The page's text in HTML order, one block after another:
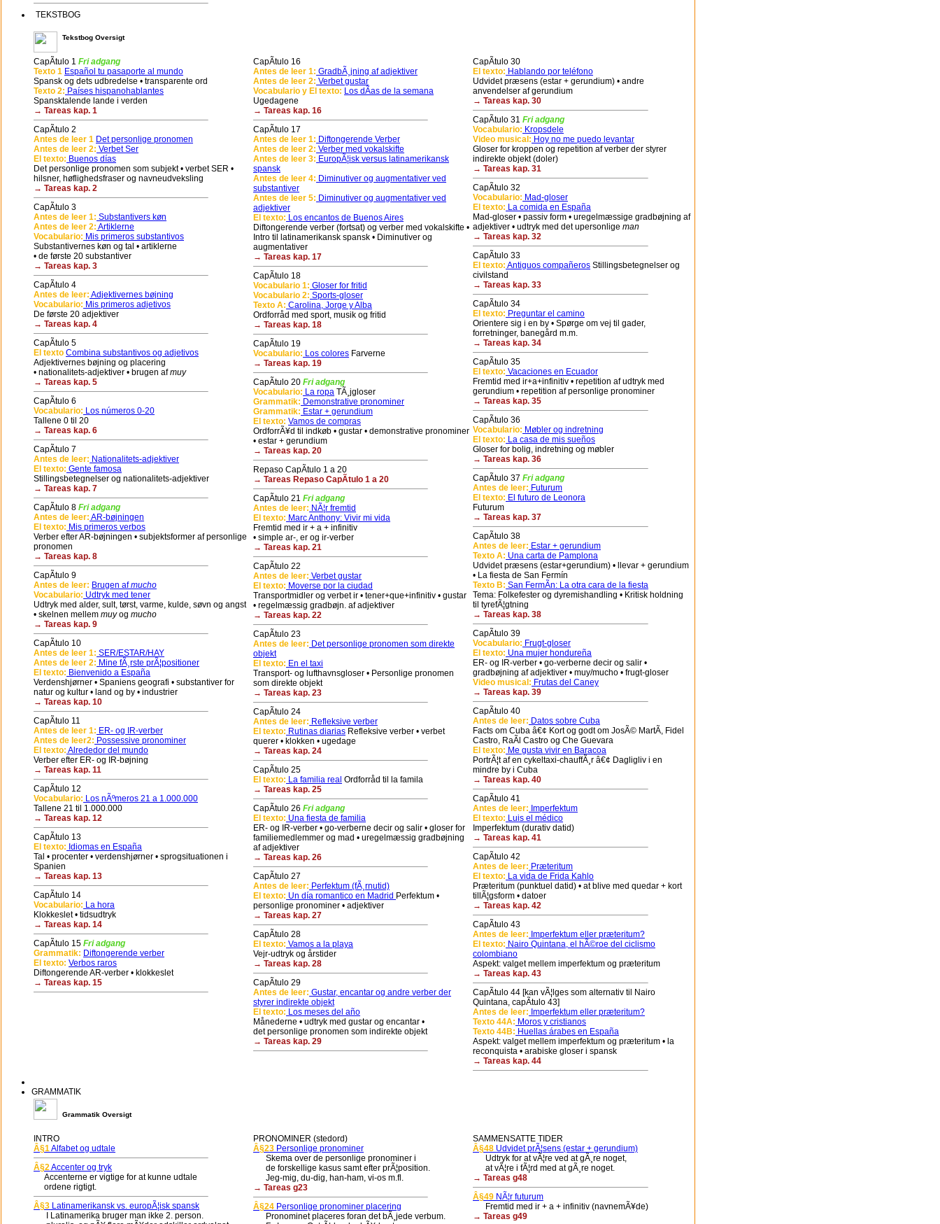
TEKSTBOG
Tekstbog Oversigt
CapÃ­tulo 1 Fri adgang
Texto 1 Español tu pasaporte al mundo
Spansk og dets udbredelse • transparente ord
Texto 2: Países hispanohablantes
Spansktalende lande i verden
→ Tareas kap. 1
CapÃ­tulo 2
Antes de leer 1 Det personlige pronomen
Antes de leer 2: Verbet Ser
El texto: Buenos días
Det personlige pronomen som subjekt • verbet SER •
hilsner, høflighedsfraser og navneudveksling
→ Tareas kap. 2
CapÃ­tulo 3
Antes de leer 1: Substantivers køn
Antes de leer 2: Artiklerne
Vocabulario: Mis primeros substantivos
Substantivernes køn og tal • artiklerne
• de første 20 substantiver
→ Tareas kap. 3
CapÃ­tulo 4
Antes de leer: Adjektivernes bøjning
Vocabulario: Mis primeros adjetivos
De første 20 adjektiver
→ Tareas kap. 4
CapÃ­tulo 5
El texto Combina substantivos og adjetivos
Adjektivernes bøjning og placering
• nationalitets-adjektiver • brugen afmuy
→ Tareas kap. 5
CapÃ­tulo 6
Vocabulario: Los números 0-20
Tallene 0 til 20
→ Tareas kap. 6
CapÃ­tulo 7
Antes de leer: Nationalitets-adjektiver
El texto: Gente famosa
Stillingsbetegnelser og nationalitets-adjektiver
→ Tareas kap. 7
CapÃ­tulo 8 Fri adgang
Antes de leer: AR-bøjningen
El texto: Mis primeros verbos
Verber efter AR-bøjningen • subjektsformer af personlige
pronomen
→ Tareas kap. 8
CapÃ­tulo 9
Antes de leer: Brugen afmucho
Vocabulario: Udtryk med tener
Udtryk med alder, sult, tørst, varme, kulde, søvn og angst
• skelnen mellem muyog mucho
→ Tareas kap. 9
CapÃ­tulo 10
Antes de leer 1: SER/ESTAR/HAY
Antes de leer 2: Mine fÃ¸rste prÃ¦positioner
El texto: Bienvenido a España
Verdenshjørner • Spaniens geografi • substantiver for
natur og kultur • land og by • industrier
→ Tareas kap. 10
CapÃ­tulo 11
Antes de leer 1: ER- og IR-verber
Antes de leer2: Possessive pronominer
El texto: Alrededor del mundo
Verber efter ER- og IR-bøjning
→ Tareas kap. 11
CapÃ­tulo 12
Vocabulario: Los nÃºmeros 21 a 1.000.000
Tallene 21 til 1.000.000
→ Tareas kap. 12
CapÃ­tulo 13
El texto: Idiomas en España
Tal • procenter • verdenshjørner • sprogsituationen i
Spanien
→ Tareas kap. 13
CapÃ­tulo 14
Vocabulario: La hora
Klokkeslet • tidsudtryk
→ Tareas kap. 14
CapÃ­tulo 15 Fri adgang
Grammatik: Diftongerende verber
El texto: Verbos raros
Diftongerende AR-verber • klokkeslet
→ Tareas kap. 15
CapÃ­tulo 16
Antes de leer 1: GradbÃ¸jning af adjektiver
Antes de leer 2: Verbet gustar
Vocabulario y El texto: Los dÃ­as de la semana
Ugedagene
→ Tareas kap. 16
CapÃ­tulo 17
Antes de leer 1: Diftongerende Verber
Antes de leer 2: Verber med vokalskifte
Antes de leer 3: EuropÃ¦isk versus latinamerikansk
spansk
Antes de leer 4: Diminutiver og augmentativer ved
substantiver
Antes de leer 5: Diminutiver og augmentativer ved
adjektiver
El texto: Los encantos de Buenos Aires
Diftongerende verber (fortsat) og verber med vokalskifte •
Intro til latinamerikansk spansk • Diminutiver og
augmentativer
→ Tareas kap. 17
CapÃ­tulo 18
Vocabulario 1: Gloser for fritid
Vocabulario 2: Sports-gloser
Texto A: Carolina, Jorge y Alba
Ordforråd med sport, musik og fritid
→ Tareas kap. 18
CapÃ­tulo 19
Vocabulario: Los colores Farverne
→ Tareas kap. 19
CapÃ­tulo 20 Fri adgang
Vocabulario: La ropa TÃ¸jgloser
Grammatik: Demonstrative pronominer
Grammatik: Estar + gerundium
El texto: Vamos de compras
OrdforrÃ¥d til indkøb • gustar • demonstrative pronominer
• estar + gerundium
→ Tareas kap. 20
Repaso CapÃ­tulo 1 a 20
→ Tareas Repaso CapÃ­tulo 1 a 20
CapÃ­tulo 21 Fri adgang
Antes de leer: NÃ¦r fremtid
El texto: Marc Anthony: Vivir mi vida
Fremtid med ir + a + infinitiv
• simple ar-, er og ir-verber
→ Tareas kap. 21
CapÃ­tulo 22
Antes de leer: Verbet gustar
El texto: Moverse por la ciudad
Transportmidler og verbet ir • tener+que+infinitiv • gustar
• regelmæssig gradbøjn. af adjektiver
→ Tareas kap. 22
CapÃ­tulo 23
Antes de leer: Det personlige pronomen som direkte
objekt
El texto: En el taxi
Transport- og lufthavnsgloser • Personlige pronomen
som direkte objekt
→ Tareas kap. 23
CapÃ­tulo 24
Antes de leer: Refleksive verber
El texto: Rutinas diarias Refleksive verber • verbet
querer • klokken • ugedage
→ Tareas kap. 24
CapÃ­tulo 25
El texto: La familia real Ordforråd til la famila
→ Tareas kap. 25
CapÃ­tulo 26 Fri adgang
El texto: Una fiesta de familia
ER- og IR-verber • go-verberne decir og salir • gloser for
familiemedlemmer og mad • uregelmæssig gradbøjning
af adjektiver
→ Tareas kap. 26
CapÃ­tulo 27
Antes de leer: Perfektum (fÃ¸rnutid)
El texto: Un día romantico en Madrid Perfektum •
personlige pronominer • adjektiver
→ Tareas kap. 27
CapÃ­tulo 28
El texto: Vamos a la playa
Vejr-udtryk og årstider
→ Tareas kap. 28
CapÃ­tulo 29
Antes de leer: Gustar, encantar og andre verber der
styrer indirekte objekt
El texto: Los meses del año
Månederne • udtryk med gustar og encantar •
det personlige pronomen som indirekte objekt
→ Tareas kap. 29
CapÃ­tulo 30
El texto: Hablando por teléfono
Udvidet præsens (estar + gerundium) • andre
anvendelser af gerundium
→ Tareas kap. 30
CapÃ­tulo 31 Fri adgang
Vocabulario: Kropsdele
Video musical: Hoy no me puedo levantar
Gloser for kroppen og repetition af verber der styrer
indirekte objekt (doler)
→ Tareas kap. 31
CapÃ­tulo 32
Vocabulario: Mad-gloser
El texto: La comida en España
Mad-gloser • passiv form • uregelmæssige gradbøjning af
adjektiver • udtryk med det upersonlige man
→ Tareas kap. 32
CapÃ­tulo 33
El texto: Antiguos compañeros Stillingsbetegnelser og
civilstand
→ Tareas kap. 33
CapÃ­tulo 34
El texto: Preguntar el camino
Orientere sig i en by • Spørge om vej til gader,
forretninger, banegård m.m.
→ Tareas kap. 34
CapÃ­tulo 35
El texto: Vacaciones en Ecuador
Fremtid med ir+a+infinitiv • repetition af udtryk med
gerundium • repetition af personlige pronominer
→ Tareas kap. 35
CapÃ­tulo 36
Vocabulario: Møbler og indretning
El texto: La casa de mis sueños
Gloser for bolig, indretning og møbler
→ Tareas kap. 36
CapÃ­tulo 37 Fri adgang
Antes de leer: Futurum
El texto: El futuro de Leonora
Futurum
→ Tareas kap. 37
CapÃ­tulo 38
Antes de leer: Estar + gerundium
Texto A: Una carta de Pamplona
Udvidet præsens (estar+gerundium) • llevar + gerundium
• La fiesta de San Fermín
Texto B: San FermÃ­n: La otra cara de la fiesta
Tema: Folkefester og dyremishandling • Kritisk holdning
til tyrefÃ¦gtning
→ Tareas kap. 38
CapÃ­tulo 39
Vocabulario: Frugt-gloser
El texto: Una mujer hondureña
ER- og IR-verber • go-verberne decir og salir •
gradbøjning af adjektiver • muy/mucho • frugt-gloser
Video musical: Frutas del Caney
→ Tareas kap. 39
CapÃ­tulo 40
Antes de leer: Datos sobre Cuba
Facts om Cuba â€¢ Kort og godt om JosÃ© MartÃ­, Fidel
Castro, RaÃ­l Castro og Che Guevara
El texto: Me gusta vivir en Baracoa
PortrÃ¦t af en cykeltaxi-chauffÃ¸r â€¢ Dagligliv i en
mindre by i Cuba
→ Tareas kap. 40
CapÃ­tulo 41
Antes de leer: Imperfektum
El texto: Luis el médico
Imperfektum (durativ datid)
→ Tareas kap. 41
CapÃ­tulo 42
Antes de leer: Præteritum
El texto: La vida de Frida Kahlo
Præteritum (punktuel datid) • at blive med quedar + kort
tillÃ¦gsform • datoer
→ Tareas kap. 42
CapÃ­tulo 43
Antes de leer: Imperfektum eller præteritum?
El texto: Nairo Quintana, el hÃ©roe del ciclismo
colombiano
Aspekt: valget mellem imperfektum og præteritum
→ Tareas kap. 43
CapÃ­tulo 44 [kan vÃ¦lges som alternativ til Nairo
Quintana, capÃ­tulo 43]
Antes de leer: Imperfektum eller præteritum?
Texto 44A: Moros y cristianos
Texto 44B: Huellas árabes en España
Aspekt: valget mellem imperfektum og præteritum • la
reconquista • arabiske gloser i spansk
→ Tareas kap. 44
GRAMMATIK
Grammatik Oversigt
INTRO
Â§1Alfabet og udtale
Â§2Accenter og tryk
Accenterne er vigtige for at kunne udtale
ordene rigtigt.
Â§3 Latinamerikansk vs. europÃ¦isk spansk
I Latinamerika bruger man ikke 2. person.
PRONOMINER (stedord)
Â§23 Personlige pronominer
Skema over de personlige pronominer i
de forskellige kasus samt efter prÃ¦position.
Jeg-mig, du-dig, han-ham, vi-os m.fl.
→ Tareas g23
Â§24 Personlige pronominer placering
Pronominet placeres foran det bÃ¸jede verbum.
SAMMENSATTE TIDER
Â§48 Udvidet prÃ¦sens (estar + gerundium)
Udtryk for at vÃ¦re ved at gÃ¸re noget,
at vÃ¦re i fÃ¦rd med at gÃ¸re noget.
→ Tareas g48
Â§49 NÃ¦r futurum
Fremtid med ir + a + infinitiv (navnemÃ¥de)
→ Tareas g49